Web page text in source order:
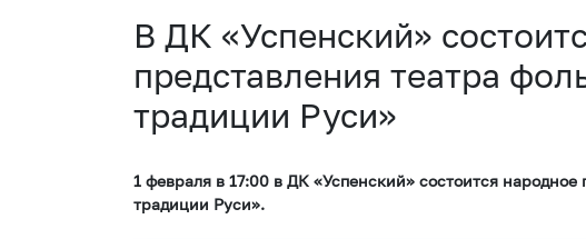
В ДК «Успенский»
представления театра
традиции Руси»
1 февраля в 17:00 в ДК «Успенский» состоится
традиции Руси».